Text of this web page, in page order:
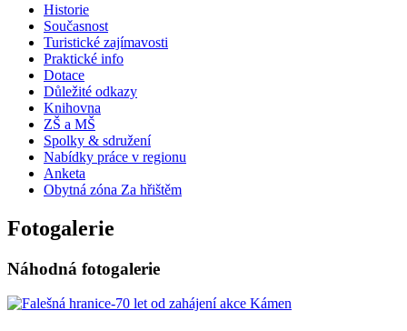
Historie
Současnost
Turistické zajímavosti
Praktické info
Dotace
Důležité odkazy
Knihovna
ZŠ a MŠ
Spolky & sdružení
Nabídky práce v regionu
Anketa
Obytná zóna Za hřištěm
Fotogalerie
Náhodná fotogalerie